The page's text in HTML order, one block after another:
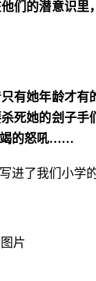
们的潜意识里
有她年龄才有
死她的刽子手
竭的怒吼……
了我们小学的